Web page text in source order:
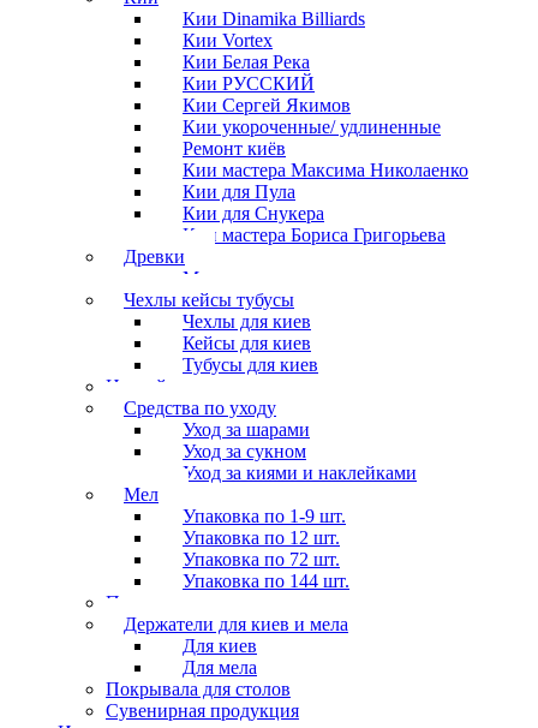
Кии Dinamika Billiards
Кии Vortex
Кии Белая Река
Кии РУССКИЙ
Кии Сергей Якимов
Кии укороченные/ удлиненные
Ремонт киёв
Кии мастера Максима Николаенко
Кии для Пула
Кии для Снукера
Кии мастера Бориса Григорьева
Древки
Мосты для киев
Чехлы кейсы тубусы
Чехлы для киев
Кейсы для киев
Тубусы для киев
Наклейки
Средства по уходу
Уход за шарами
Уход за сукном
Уход за киями и наклейками
Мел
Упаковка по 1-9 шт.
Упаковка по 12 шт.
Упаковка по 72 шт.
Упаковка по 144 шт.
Перчатки
Держатели для киев и мела
Для киев
Для мела
Покрывала для столов
Сувенирная продукция